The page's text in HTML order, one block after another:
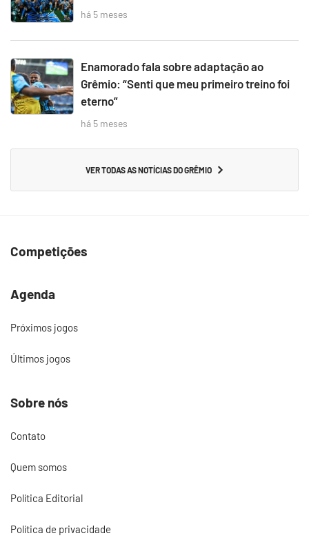
há 5 meses
Enamorado fala sobre adaptação ao
Grêmio: “Senti que meu primeiro treino foi
eterno”
há 5 meses
VER TODAS AS NOTÍCIAS DO GRÊMIO
Competições
Agenda
Próximos jogos
Últimos jogos
Sobre nós
Contato
Quem somos
Política Editorial
Política de privacidade